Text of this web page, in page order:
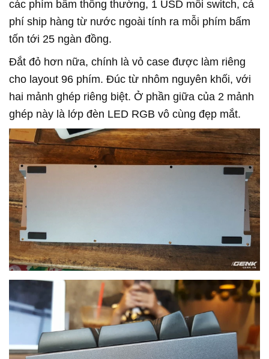
các phím bấm thông thường, 1 USD mỗi switch, cả
phí ship hàng từ nước ngoài tính ra mỗi phím bấm
tốn tới 25 ngàn đồng.
Đắt đỏ hơn nữa, chính là vỏ case được làm riêng
cho layout 96 phím. Đúc từ nhôm nguyên khối, với
hai mảnh ghép riêng biệt. Ở phần giữa của 2 mảnh
ghép này là lớp đèn LED RGB vô cùng đẹp mắt.